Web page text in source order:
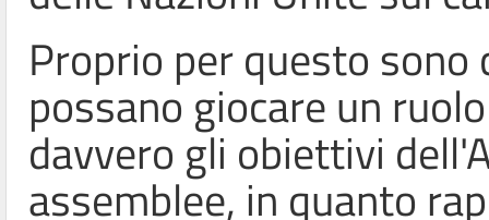
Proprio per questo
possano giocare un
davvero gli obiettivi
assemblee, in quanto